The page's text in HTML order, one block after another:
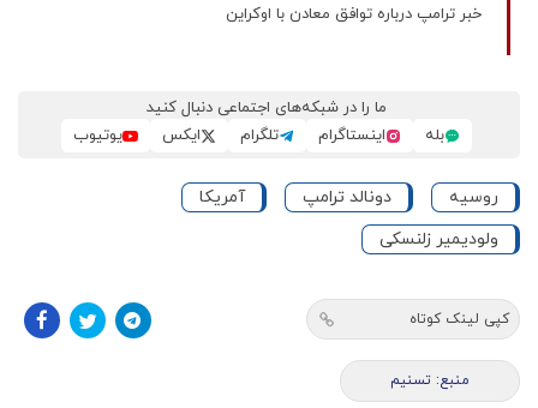
خبر ترامپ درباره توافق معادن با اوکراین
ما را در شبکه‌های اجتماعی دنبال کنید
بله
اینستاگرام تلگرام ایکس یوتیوب
روسیه دونالد ترامپ
آمریکا
ولودیمیر زلنسکی
کپی لینک کوتاه
منبع: تسنیم